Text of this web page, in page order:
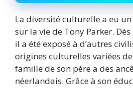
La diversité culturelle a eu
sur la vie de Tony Parker.
il a été exposé à d’autres
origines culturelles variées
famille de son père a des
néerlandais. Grâce à son